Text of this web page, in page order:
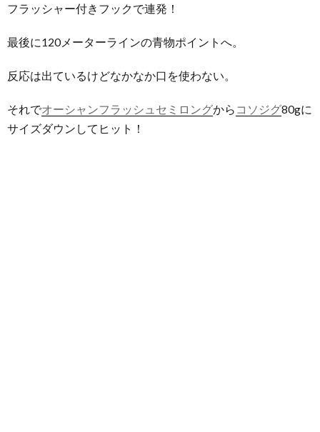
フラッシャー付きフックで連発！
最後に120メーターラインの青物ポイントへ。
反応は出ているけどなかなか口を使わない。
それでオーシャンフラッシュセミロングから コソジグ80gに
サイズダウンしてヒット！